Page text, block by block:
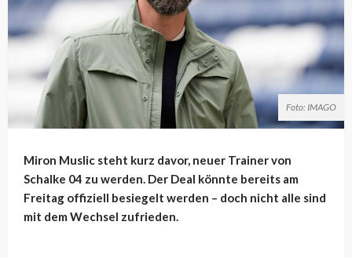
Foto: IMAGO
Miron Muslic steht kurz davor, neuer Trainer von
Schalke 04 zu werden. Der Deal könnte bereits am
Freitag offiziell besiegelt werden – doch nicht alle sind
mit dem Wechsel zufrieden.